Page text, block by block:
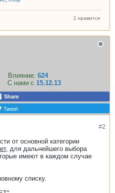
2 нравится
Влияние: 624
С нами с 15.12.13
Share
Tweet
#2
от основной категории
, для дальнейшего выбора
имеют в каждом случае
списку.